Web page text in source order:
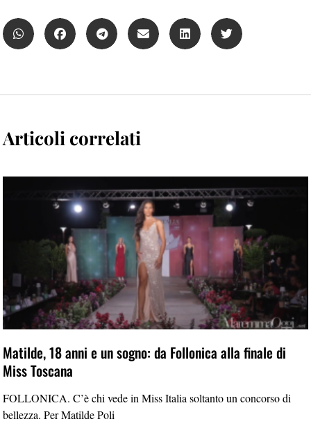
Articoli correlati
Matilde, 18 anni e un sogno: da Follonica alla finale di
Miss Toscana
FOLLONICA. C’è chi vede in Miss Italia soltanto un concorso di
bellezza. Per Matilde Poli